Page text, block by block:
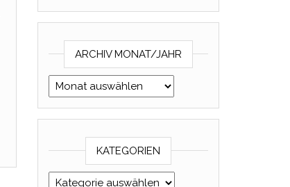
ARCHIV MONAT/JAHR
Archiv Monat/Jahr
KATEGORIEN
Kategorien